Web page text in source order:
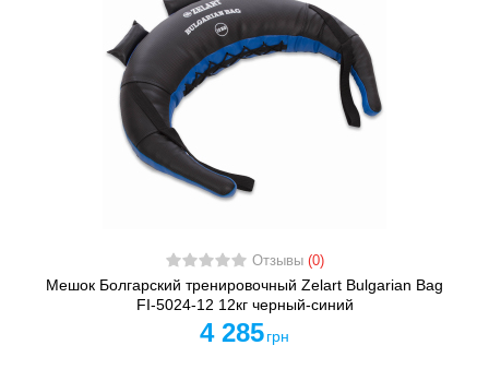
Отзывы (0)
Мешок Болгарский тренировочный Zelart Bulgarian Bag
FI-5024-12 12кг черный-синий
4 285 грн